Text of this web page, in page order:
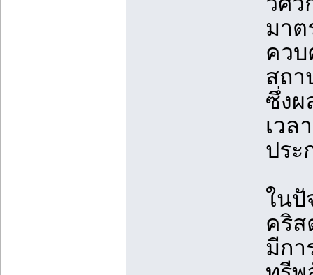
มาต
ควบ
สถา
ซึ่ง
เวล
ประ
ในปั
คริส
มีกา